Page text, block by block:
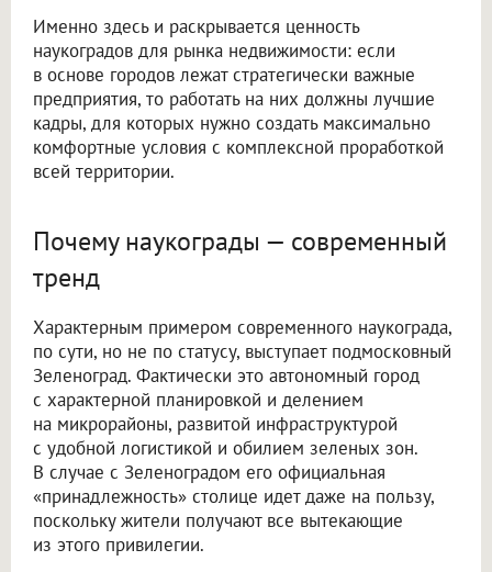
Именно здесь и раскрывается ценность
наукоградов для рынка недвижимости: если
в основе городов лежат стратегически важные
предприятия, то работать на них должны лучшие
кадры, для которых нужно создать максимально
комфортные условия с комплексной проработкой
всей территории.
Почему наукограды — современный
тренд
Характерным примером современного наукограда,
по сути, но не по статусу, выступает подмосковный
Зеленоград. Фактически это автономный город
с характерной планировкой и делением
на микрорайоны, развитой инфраструктурой
с удобной логистикой и обилием зеленых зон.
В случае с Зеленоградом его официальная
«принадлежность» столице идет даже на пользу,
поскольку жители получают все вытекающие
из этого привилегии.